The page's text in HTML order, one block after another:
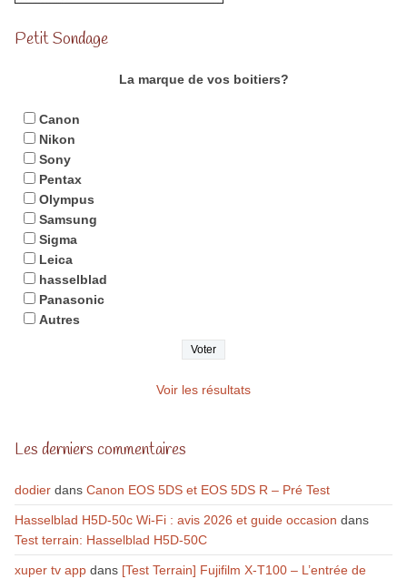
Petit Sondage
La marque de vos boitiers?
Canon
Nikon
Sony
Pentax
Olympus
Samsung
Sigma
Leica
hasselblad
Panasonic
Autres
Voir les résultats
Les derniers commentaires
dodierdans Canon EOS 5DS et EOS 5DS R – Pré Test
Hasselblad H5D-50c Wi-Fi : avis 2026 et guide occasion dans
Test terrain: Hasselblad H5D-50C
xuper tv appdans [Test Terrain] Fujifilm X-T100 – L’entrée de